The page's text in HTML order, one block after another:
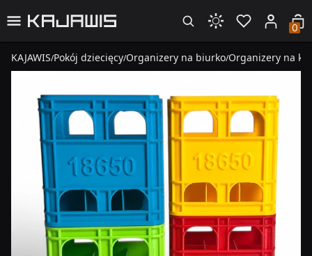
0
KAJAWIS/Pokój dziecięcy/Organizery na biurko/Organizery na